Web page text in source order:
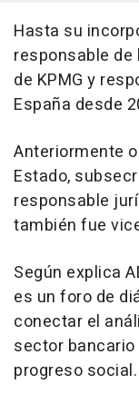
Hasta su
responsable
de KPMG y
España desde
Anteriormente
Estado,
responsable
también fue
Según explica
es un foro de
conectar el
sector
progreso social.